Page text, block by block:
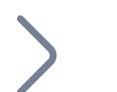
votre entreprise et
écosystème.